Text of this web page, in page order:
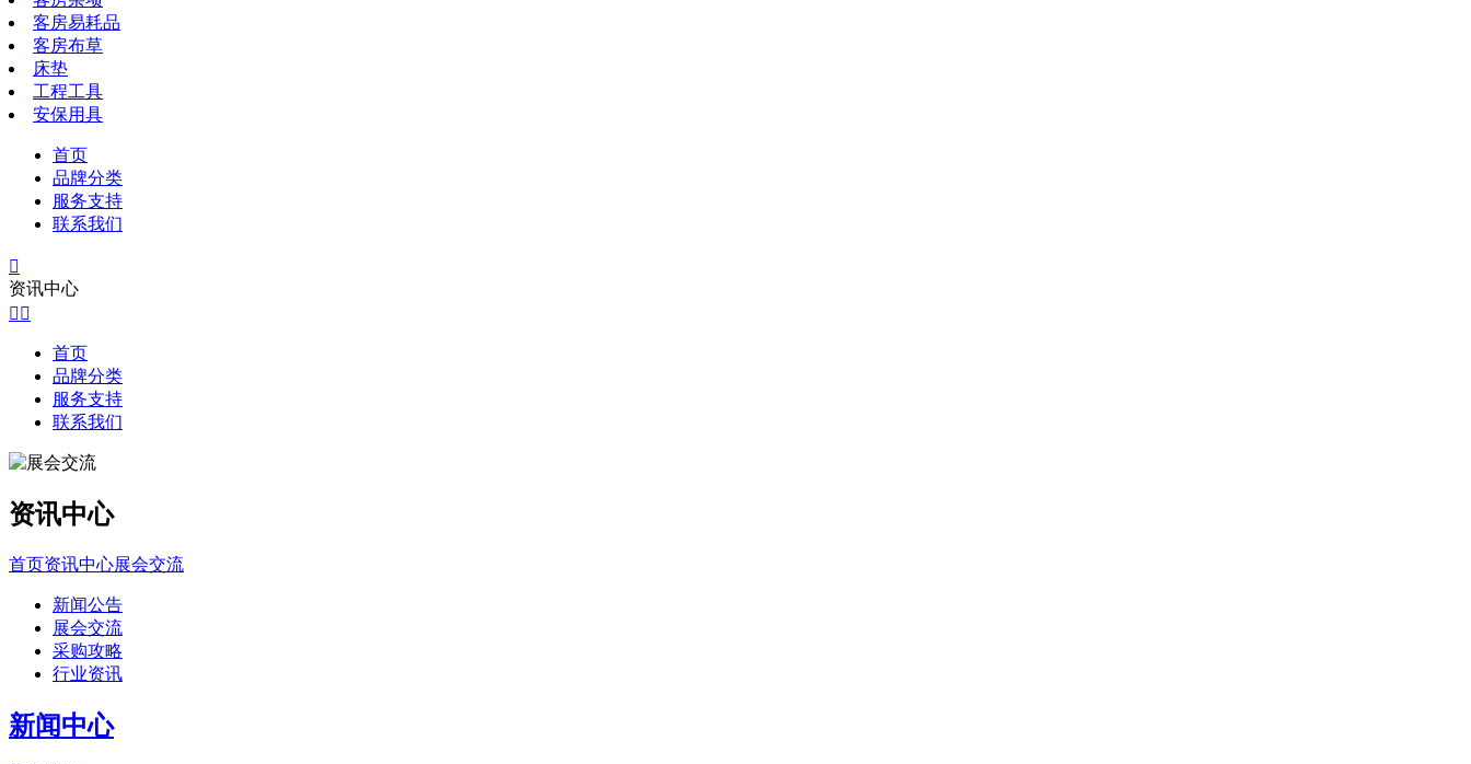
客房易耗品
客房布草
床垫
工程工具
安保用具
首页
品牌分类
服务支持
联系我们

资讯中心
 
首页
品牌分类
服务支持
联系我们
资讯中心
首页资讯中心展会交流
新闻公告
展会交流
采购攻略
行业资讯
新闻中心